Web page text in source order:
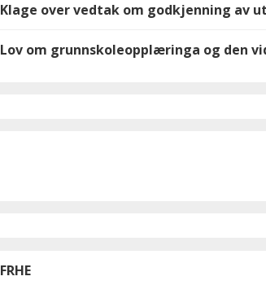
Klage over vedtak om godkjenning av
Lov om grunnskoleopplæringa og den
FRHE